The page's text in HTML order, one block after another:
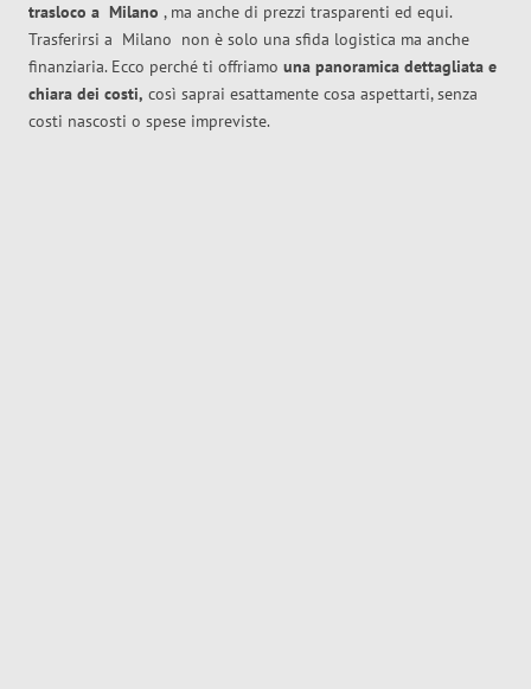
trasloco a Milano , ma anche di prezzi trasparenti ed equi.
Trasferirsi a Milano non è solo una sfida logistica ma anche
finanziaria. Ecco perché ti offriamo una panoramica dettagliata e
chiara dei costi, così saprai esattamente cosa aspettarti, senza
costi nascosti o spese impreviste.